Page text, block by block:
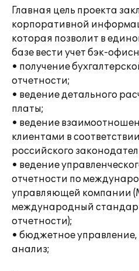
Главная цель проекта
корпоративной
которая позволит в
базе вести учет бэк-
• получение
отчетности;
• ведение детального
платы;
• ведение
клиентами в
российского
• ведение
отчетности по
управляющей компании
международный
отчетности);
• бюджетное
анализ;